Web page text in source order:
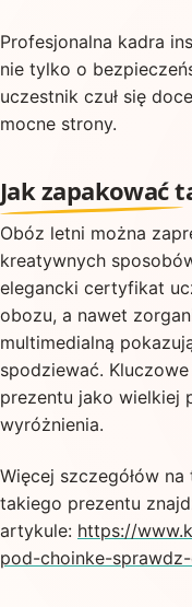
Profesjonalna kadra
nie tylko o
uczestnik czuł się
mocne strony.
Jak zapakować
Obóz letni można
kreatywnych
elegancki certyfikat
obozu, a nawet
multimedialną
spodziewać.
prezentu jako wielkiej
wyróżnienia.
Więcej szczegółów
takiego prezentu
artykule: https://
pod-choinke-